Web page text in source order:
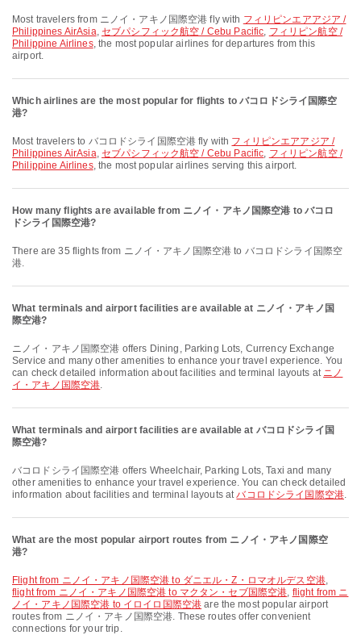
Most travelers from ニノイ・アキノ国際空港 fly with フィリピンエアアジア /
Philippines AirAsia, セブパシフィック航空 / Cebu Pacific, フィリピン航空 /
Philippine Airlines, the most popular airlines for departures from this
airport.
Which airlines are the most popular for flights to バコロドシライ国際空
港?
Most travelers to バコロドシライ国際空港 fly with フィリピンエアアジア /
Philippines AirAsia, セブパシフィック航空 / Cebu Pacific, フィリピン航空 /
Philippine Airlines, the most popular airlines serving this airport.
How many flights are available from ニノイ・アキノ国際空港 to バコロ
ドシライ国際空港?
There are 35 flights from ニノイ・アキノ国際空港 to バコロドシライ国際空
港.
What terminals and airport facilities are available at ニノイ・アキノ国
際空港?
ニノイ・アキノ国際空港 offers Dining, Parking Lots, Currency Exchange
Service and many other amenities to enhance your travel experience. You
can check detailed information about facilities and terminal layouts at ニノ
イ・アキノ国際空港.
What terminals and airport facilities are available at バコロドシライ国
際空港?
バコロドシライ国際空港 offers Wheelchair, Parking Lots, Taxi and many
other amenities to enhance your travel experience. You can check detailed
information about facilities and terminal layouts atバコロドシライ国際空港.
What are the most popular airport routes from ニノイ・アキノ国際空
港?
flight from ニノイ・アキノ国際空港 to ダニエル・Z・ロマオルデス空港,
flight from ニノイ・アキノ国際空港 to マクタン・セブ国際空港, flight from ニ
ノイ・アキノ国際空港 to イロイロ国際空港 are the most popular airport
routes from ニノイ・アキノ国際空港. These routes offer convenient
connections for your trip.